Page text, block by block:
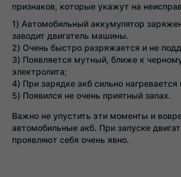
признаков, которые укажут на
Автомобильный аккумулятор
заводит двигатель машины.
Очень быстро разряжается и не
Появляется мутный, ближе к
электролита;
При зарядке акб сильно
Появился не очень приятный запах.
Важно не упустить эти моменты и
автомобильные акб. При запуске
проявляют себя очень явно.